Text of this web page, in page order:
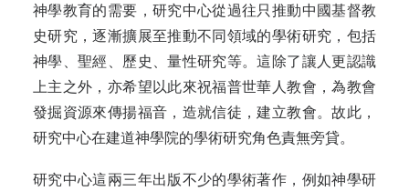
神學教育的需要，研究中心從過往只推動中國基督教
史研究，逐漸擴展至推動不同領域的學術研究，包括
神學、聖經、歷史、量性研究等。這除了讓人更認識
上主之外，亦希望以此來祝福普世華人教會，為教會
發掘資源來傳揚福音，造就信徒，建立教會。故此，
研究中心在建道神學院的學術研究角色責無旁貸。
研究中心這兩三年出版不少的學術著作，例如神學研